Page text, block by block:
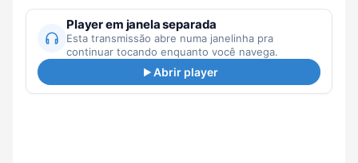
Player em janela separada
Esta transmissão abre numa janelinha pra
continuar tocando enquanto você navega.
Abrir player